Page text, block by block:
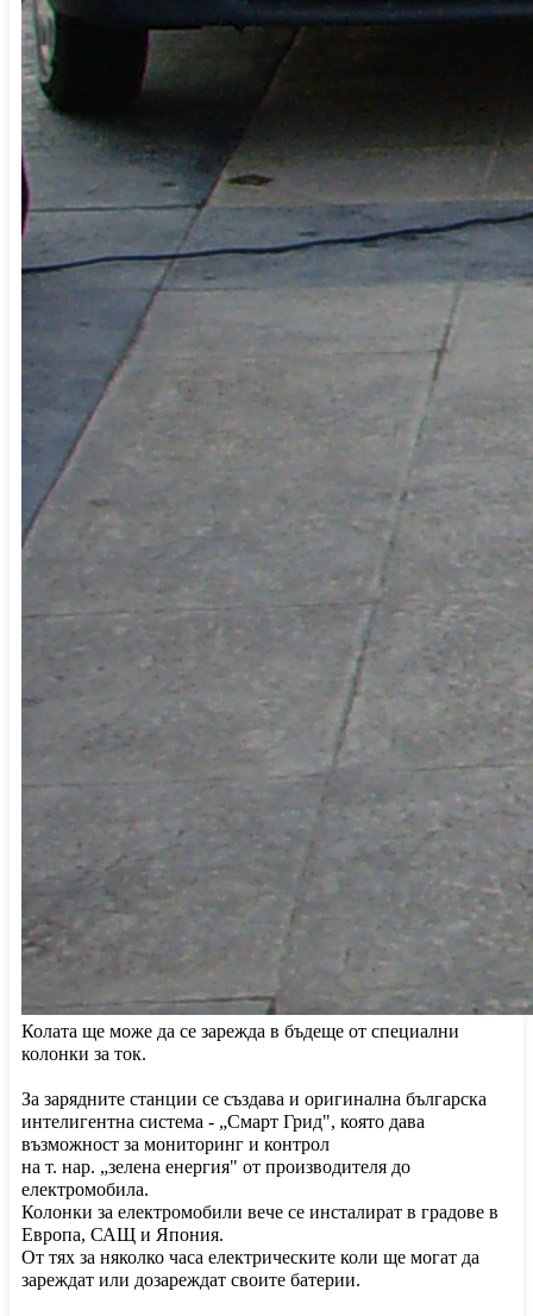
Колата ще може да се зарежда в бъдеще от специални
колонки за ток.
За зарядните станции се създава и оригинална българска
интелигентна система - „Смарт Грид", която дава
възможност за мониторинг и контрол
на т. нар. „зелена енергия" от производителя до
електромобила.
Колонки за електромобили вече се инсталират в градове в
Европа, САЩ и Япония.
От тях за няколко часа електрическите коли ще могат да
зареждат или дозареждат своите батерии.